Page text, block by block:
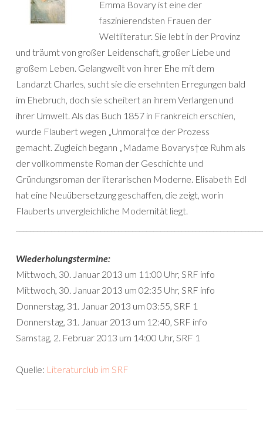
Emma Bovary ist eine der
faszinierendsten Frauen der
Weltliteratur. Sie lebt in der Provinz
und träumt von großer Leidenschaft, großer Liebe und
großem Leben. Gelangweilt von ihrer Ehe mit dem
Landarzt Charles, sucht sie die ersehnten Erregungen bald
im Ehebruch, doch sie scheitert an ihrem Verlangen und
ihrer Umwelt. Als das Buch 1857 in Frankreich erschien,
wurde Flaubert wegen „Unmoral†œ der Prozess
gemacht. Zugleich begann „Madame Bovarys†œ Ruhm als
der vollkommenste Roman der Geschichte und
Gründungsroman der literarischen Moderne. Elisabeth Edl
hat eine Neuübersetzung geschaffen, die zeigt, worin
Flauberts unvergleichliche Modernität liegt.
Wiederholungstermine:
Mittwoch, 30. Januar 2013 um 11:00 Uhr, SRF info
Mittwoch, 30. Januar 2013 um 02:35 Uhr, SRF info
Donnerstag, 31. Januar 2013 um 03:55, SRF 1
Donnerstag, 31. Januar 2013 um 12:40, SRF info
Samstag, 2. Februar 2013 um 14:00 Uhr, SRF 1
Quelle: Literaturclub im SRF